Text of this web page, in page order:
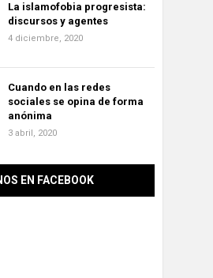
La islamofobia progresista:
discursos y agentes
4 diciembre, 2020
Cuando en las redes
sociales se opina de forma
anónima
3 abril, 2020
EN FACEBOOK